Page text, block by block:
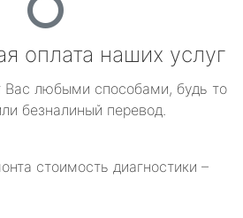
оплата наших услуг
любыми способами, будь то
безналиный перевод.
стоимость диагностики –